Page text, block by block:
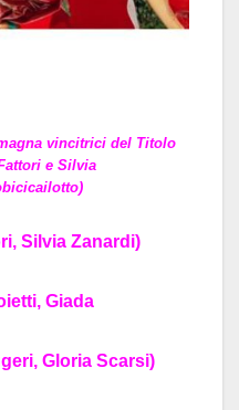
vincitrici del Titolo
e Silvia
Silvia Zanardi)
Giada
Gloria Scarsi)